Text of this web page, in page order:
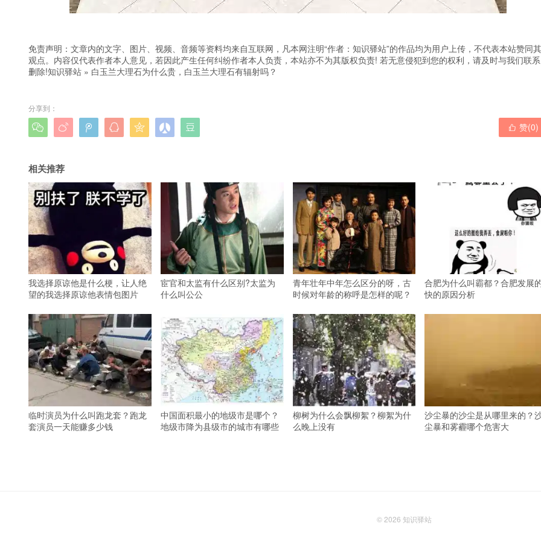
免责声明：文章内的文字、图片、视频、音频等资料均来自互联网，凡本网注明“作者：知识驿站”的作品均为用户上传，不代表本站赞同其
观点。内容仅代表作者本人意见，若因此产生任何纠纷作者本人负责，本站亦不为其版权负责! 若无意侵犯到您的权利，请及时与我们联系
删除!知识驿站 » 白玉兰大理石为什么贵，白玉兰大理石有辐射吗？
分享到：
        赞(0)
相关推荐
我选择原谅他是什么梗，让人绝
望的我选择原谅他表情包图片
宦官和太监有什么区别?太监为
什么叫公公
青年壮年中年怎么区分的呀，古
时候对年龄的称呼是怎样的呢？
合肥为什么叫霸都？合肥发展
快的原因分析
临时演员为什么叫跑龙套？跑龙
套演员一天能赚多少钱
中国面积最小的地级市是哪个？
地级市降为县级市的城市有哪些
柳树为什么会飘柳絮？柳絮为什
么晚上没有
沙尘暴的沙尘是从哪里来的？
尘暴和雾霾哪个危害大
© 2026 知识驿站